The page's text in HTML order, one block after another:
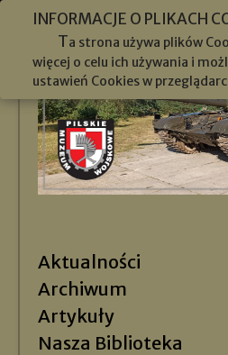
Aktualności
Archiwum
Artykuły
Nasza Biblioteka
INFORMACJE O PLIKACH
Ta strona używa plików
więcej o celu ich używania i
ustawień Cookies w